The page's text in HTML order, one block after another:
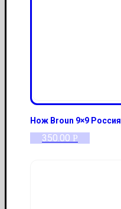
Нож Broun 9×9 Россия
350.00 Р